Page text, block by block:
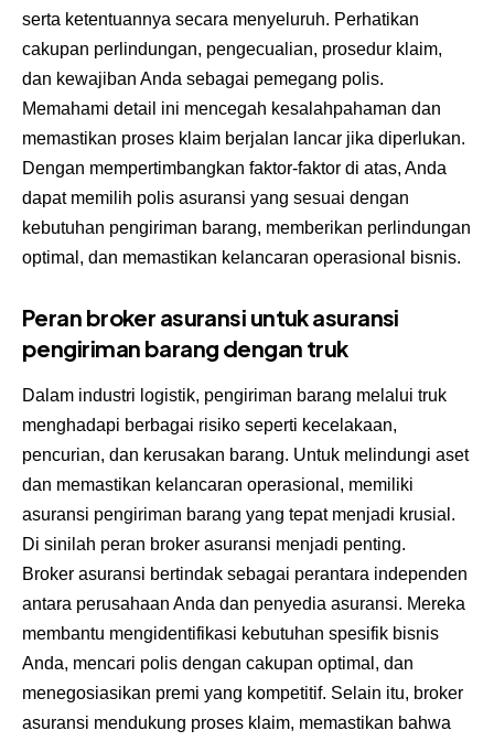
serta ketentuannya secara menyeluruh. Perhatikan
cakupan perlindungan, pengecualian, prosedur klaim,
dan kewajiban Anda sebagai pemegang polis.
Memahami detail ini mencegah kesalahpahaman dan
memastikan proses klaim berjalan lancar jika diperlukan.
Dengan mempertimbangkan faktor-faktor di atas, Anda
dapat memilih polis asuransi yang sesuai dengan
kebutuhan pengiriman barang, memberikan perlindungan
optimal, dan memastikan kelancaran operasional bisnis.
Peran broker asuransi untuk asuransi
pengiriman barang dengan truk
Dalam industri logistik, pengiriman barang melalui truk
menghadapi berbagai risiko seperti kecelakaan,
pencurian, dan kerusakan barang. Untuk melindungi aset
dan memastikan kelancaran operasional, memiliki
asuransi pengiriman barang yang tepat menjadi krusial.
Di sinilah peran broker asuransi menjadi penting.
Broker asuransi bertindak sebagai perantara independen
antara perusahaan Anda dan penyedia asuransi. Mereka
membantu mengidentifikasi kebutuhan spesifik bisnis
Anda, mencari polis dengan cakupan optimal, dan
menegosiasikan premi yang kompetitif. Selain itu, broker
asuransi mendukung proses klaim, memastikan bahwa